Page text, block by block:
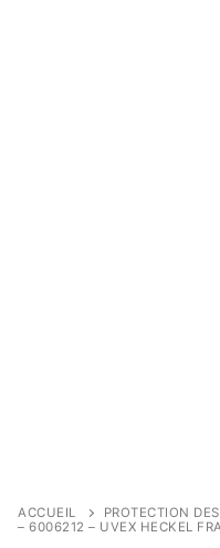
ACCUEIL PROTECTION
– 6006212 – UVEX HECKEL